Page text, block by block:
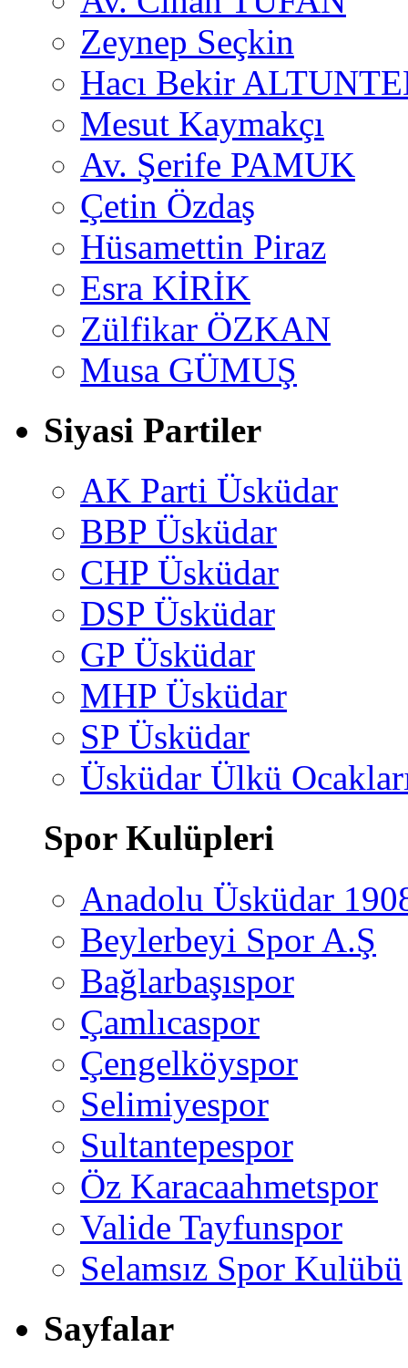
Zeynep Seçkin
Hacı Bekir
Mesut Kaymakçı
Av. Şerife PAMUK
Çetin Özdaş
Hüsamettin Piraz
Esra KİRİK
Zülfikar ÖZKAN
Musa GÜMUŞ
Siyasi Partiler
AK Parti Üsküdar
BBP Üsküdar
CHP Üsküdar
DSP Üsküdar
GP Üsküdar
MHP Üsküdar
SP Üsküdar
Üsküdar Ülkü
Spor Kulüpleri
Anadolu Üsküdar
Beylerbeyi Spor A.Ş
Bağlarbaşıspor
Çamlıcaspor
Çengelköyspor
Selimiyespor
Sultantepespor
Öz Karacaahmetspor
Valide Tayfunspor
Selamsız Spor Kulübü
Sayfalar